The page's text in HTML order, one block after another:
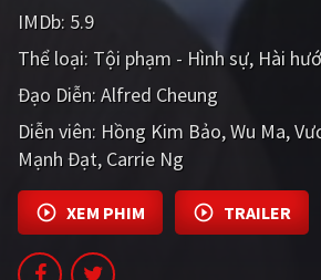
CẬP NHẬT
PHIM MỚI
PHIM BỘ
PHIM LẺ
PHIM CHIẾU RẠP
TUYỂN TẬP PHIM
IMDb: 5.9
Thể loại: Tội phạm - Hình sự Hài
Đạo Diễn: Alfred Cheung
Diễn viên: Hồng Kim Bảo Wu Ma
Mạnh Đạt Carrie Ng
XEM PHIM TRAILER